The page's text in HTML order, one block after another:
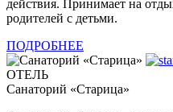
действия. Принимает на
родителей с детьми.
ПОДРОБНЕЕ
ОТЕЛЬ
Санаторий «Старица»